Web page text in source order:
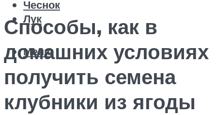
Чеснок
Лук
Меню
Способы, как в
домашних условиях
получить семена
клубники из ягоды